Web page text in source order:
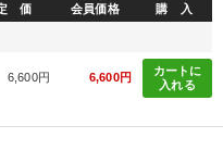
価 会員価格 購 入
6,600円 6,600円
カートに
入れる